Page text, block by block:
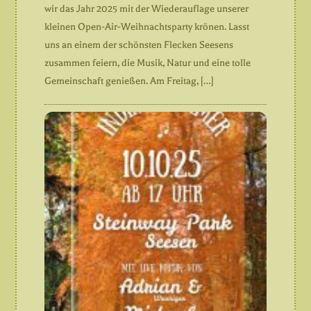
wir das Jahr 2025 mit der Wiederauflage unserer
kleinen Open-Air-Weihnachtsparty krönen. Lasst
uns an einem der schönsten Flecken Seesens
zusammen feiern, die Musik, Natur und eine tolle
Gemeinschaft genießen. Am Freitag, […]